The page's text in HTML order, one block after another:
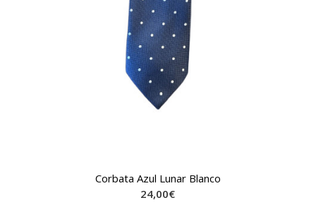
Corbata Azul Lunar Blanco
24,00€